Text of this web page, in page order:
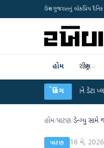
ઉત્તર ગુજરાતનું લોકપ્રિય દૈનિક
હોમ રાષ્ટ્રીય
બ્રેકિંગ
રિચાર્જ અને ડેટા પ્લાન UGC-
હોમ/પાટણ/ડેન્ગ્યુ સામે
પાટણ 16 મે, 2026